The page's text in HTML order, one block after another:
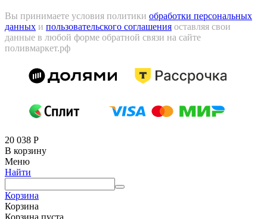
Вы принимаете условия политики обработки персональных
данных и пользовательского соглашения оставляя свои
данные в любой форме обратной связи на сайте
поливмаркет.рф
20 038 Р
В корзину
Меню
Найти
Корзина
Корзина